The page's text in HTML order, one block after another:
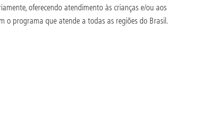
oferecendo atendimento às crianças e/ou aos
o programa que atende a todas as regiões do Brasil.